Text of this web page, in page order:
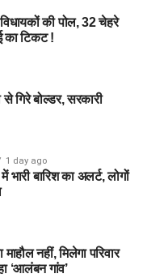
थी। आरोप है कि आरोपी ने
करीब 4.5 लाख रुपये
में लेता था?
अपनी पहचान
मंत्रालय तो कभी
जीतता था।
बरामद
बैज, कैप और वॉकी-टॉकी
की पोल, 32 चेहरे
का टिकट !
गिरे बोल्डर, सरकारी
1 day ago
बारिश का अलर्ट, लोगों
नहीं, मिलेगा परिवार
‘आलंबन गांव’